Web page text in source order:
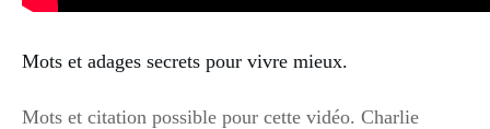
Mots et adages secrets pour vivre mieux.
Mots et citation possible pour cette vidéo. Charlie